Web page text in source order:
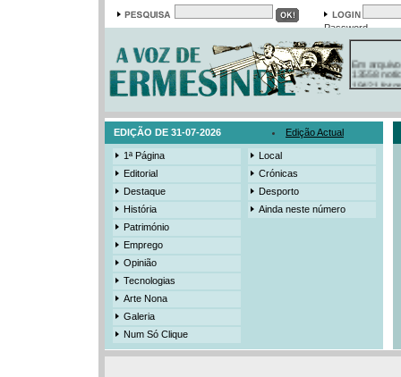
Password
Em arquivo
13558
19421
385
EDIÇÃO DE 31-07-2026 Edição Actual
1ª Página
Editorial
Destaque
História
Património
Emprego
Opinião
Tecnologias
Arte Nona
Galeria
Num Só Clique
Local
Crónicas
Desporto
Ainda neste número